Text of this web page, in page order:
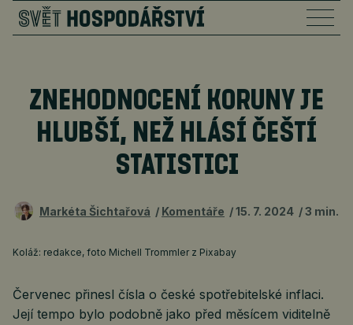
ZNEHODNOCENÍ KORUNY JE
HLUBŠÍ, NEŽ HLÁSÍ ČEŠTÍ
STATISTICI
Markéta Šichtařová Komentáře 15. 7. 2024 3 min.
Koláž: redakce, foto Michell Trommler z Pixabay
Červenec přinesl čísla o české spotřebitelské inflaci.
Její tempo bylo podobně jako před měsícem viditelně